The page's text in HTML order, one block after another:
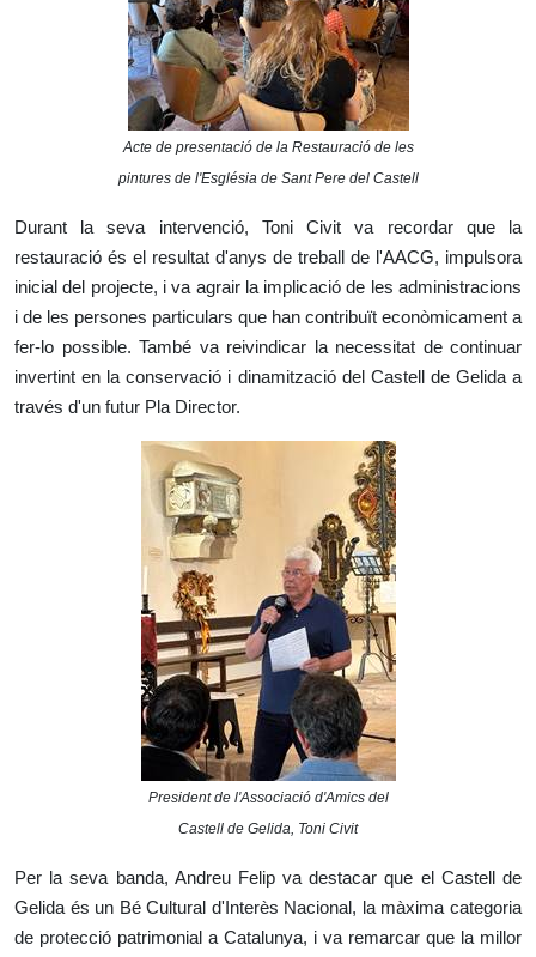
Acte de presentació de la Restauració de les
pintures de l'Església de Sant Pere del Castell
Durant la seva intervenció, Toni Civit va recordar que la
restauració és el resultat d'anys de treball de l'AACG, impulsora
inicial del projecte, i va agrair la implicació de les administracions
i de les persones particulars que han contribuït econòmicament a
fer-lo possible. També va reivindicar la necessitat de continuar
invertint en la conservació i dinamització del Castell de Gelida a
través d'un futur Pla Director.
President de l'Associació d'Amics del
Castell de Gelida, Toni Civit
Per la seva banda, Andreu Felip va destacar que el Castell de
Gelida és un Bé Cultural d'Interès Nacional, la màxima categoria
de protecció patrimonial a Catalunya, i va remarcar que la millor